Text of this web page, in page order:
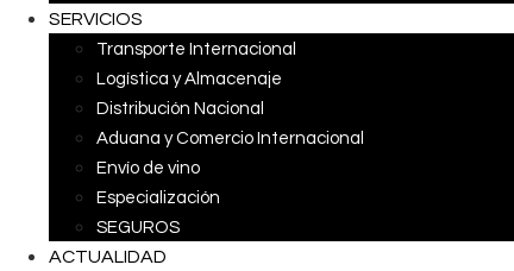
SERVICIOS
Transporte Internacional
Logística y Almacenaje
Distribución Nacional
Aduana y Comercio Internacional
Envío de vino
Especialización
SEGUROS
ACTUALIDAD